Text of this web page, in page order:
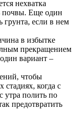
нехватка
почвы. Еще один
грунта, если в нем
в избытке
прекращением
вариант –
чтобы
стадиях, когда с
утра полить по
предотвратить